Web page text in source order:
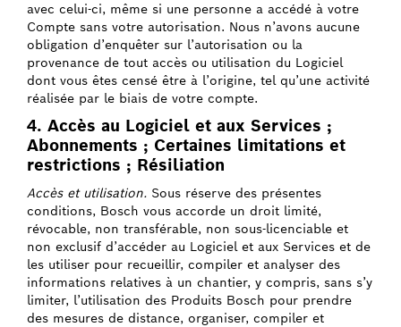
avec celui-ci, même si une personne a accédé à votre
Compte sans votre autorisation. Nous n’avons aucune
obligation d’enquêter sur l’autorisation ou la
provenance de tout accès ou utilisation du Logiciel
dont vous êtes censé être à l’origine, tel qu’une activité
réalisée par le biais de votre compte.
4. Accès au Logiciel et aux Services ;
Abonnements ; Certaines limitations et
restrictions ; Résiliation
Accès et utilisation. Sous réserve des présentes
conditions, Bosch vous accorde un droit limité,
révocable, non transférable, non sous-licenciable et
non exclusif d’accéder au Logiciel et aux Services et de
les utiliser pour recueillir, compiler et analyser des
informations relatives à un chantier, y compris, sans s’y
limiter, l’utilisation des Produits Bosch pour prendre
des mesures de distance, organiser, compiler et